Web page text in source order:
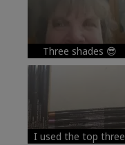
Three shades 😎
I used the top three